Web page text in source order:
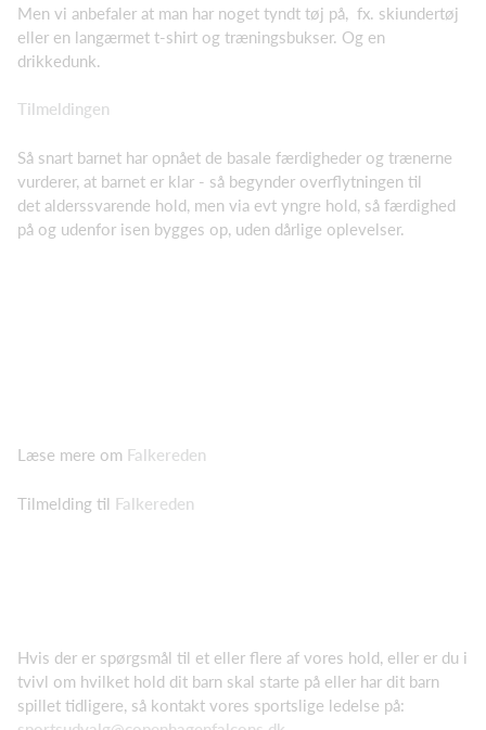
Men vi anbefaler at man har noget tyndt tøj på, fx. skiundertøj
eller en langærmet t-shirt og træningsbukser. Og en
drikkedunk.
Tilmeldingen
Så snart barnet har opnået de basale færdigheder og trænerne
vurderer, at barnet er klar - så begynder overflytningen til
det alderssvarende hold, men via evt yngre hold, så færdighed
på og udenfor isen bygges op, uden dårlige oplevelser.
Læse mere om Falkereden
Tilmelding til Falkereden
Hvis der er spørgsmål til et eller flere af vores hold, eller er du i
tvivl om hvilket hold dit barn skal starte på eller har dit barn
spillet tidligere, så kontakt vores sportslige ledelse på: